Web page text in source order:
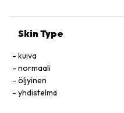
Skin Type
kuiva
normaali
öljyinen
yhdistelmä